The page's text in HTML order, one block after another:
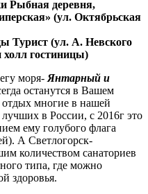
Рыбная деревня,
(ул. Октябрьская
Турист (ул. А. Невского
холл гостиницы)
моря- Янтарный и
останутся в Вашем
отдых многие в нашей
в России, с 2016г это
ему голубого флага
А Светлогорск-
количеством санаториев
типа, где можно
здоровья.